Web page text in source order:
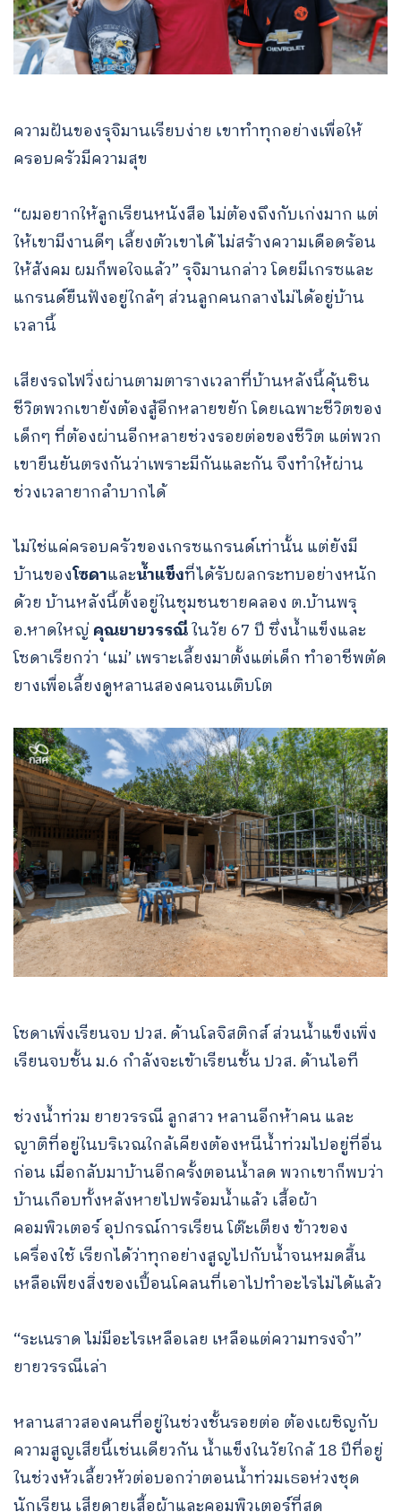
ความฝันของรุจิมานเรียบง่าย เขาทำทุกอย่างเพื่อให้
ครอบครัวมีความสุข
“ผมอยากให้ลูกเรียนหนังสือ ไม่ต้องถึงกับเก่งมาก แต่
ให้เขามีงานดีๆ เลี้ยงตัวเขาได้ ไม่สร้างความเดือดร้อน
ให้สังคม ผมก็พอใจแล้ว” รุจิมานกล่าว โดยมีเกรซและ
แกรนด์ยืนฟังอยู่ใกล้ๆ ส่วนลูกคนกลางไม่ได้อยู่บ้าน
เวลานี้
เสียงรถไฟวิ่งผ่านตามตารางเวลาที่บ้านหลังนี้คุ้นชิน
ชีวิตพวกเขายังต้องสู้อีกหลายขยัก โดยเฉพาะชีวิตของ
เด็กๆ ที่ต้องผ่านอีกหลายช่วงรอยต่อของชีวิต แต่พวก
เขายืนยันตรงกันว่าเพราะมีกันและกัน จึงทำให้ผ่าน
ช่วงเวลายากลำบากได้
ไม่ใช่แค่ครอบครัวของเกรซแกรนด์เท่านั้น แต่ยังมี
บ้านของโซดาและน้ำแข็งที่ได้รับผลกระทบอย่างหนัก
ด้วย บ้านหลังนี้ตั้งอยู่ในชุมชนชายคลอง ต.บ้านพรุ
อ.หาดใหญ่คุณยายวรรณีในวัย 67 ปี ซึ่งน้ำแข็งและ
โซดาเรียกว่า ‘แม่’ เพราะเลี้ยงมาตั้งแต่เด็ก ทำอาชีพตัด
ยางเพื่อเลี้ยงดูหลานสองคนจนเติบโต
โซดาเพิ่งเรียนจบ ปวส. ด้านโลจิสติกส์ ส่วนน้ำแข็งเพิ่ง
เรียนจบชั้น ม.6 กำลังจะเข้าเรียนชั้น ปวส. ด้านไอที
ช่วงน้ำท่วม ยายวรรณี ลูกสาว หลานอีกห้าคน และ
ญาติที่อยู่ในบริเวณใกล้เคียงต้องหนีน้ำท่วมไปอยู่ที่อื่น
ก่อน เมื่อกลับมาบ้านอีกครั้งตอนน้ำลด พวกเขาก็พบว่า
บ้านเกือบทั้งหลังหายไปพร้อมน้ำแล้ว เสื้อผ้า
คอมพิวเตอร์ อุปกรณ์การเรียน โต๊ะเตียง ข้าวของ
เครื่องใช้ เรียกได้ว่าทุกอย่างสูญไปกับน้ำจนหมดสิ้น
เหลือเพียงสิ่งของเปื้อนโคลนที่เอาไปทำอะไรไม่ได้แล้ว
“ระเนราด ไม่มีอะไรเหลือเลย เหลือแต่ความทรงจำ”
ยายวรรณีเล่า
หลานสาวสองคนที่อยู่ในช่วงชั้นรอยต่อ ต้องเผชิญกับ
ความสูญเสียนี้เช่นเดียวกัน น้ำแข็งในวัยใกล้ 18 ปีที่อยู่
ในช่วงหัวเลี้ยวหัวต่อบอกว่าตอนน้ำท่วมเธอห่วงชุด
นักเรียน เสียดายเสื้อผ้าและคอมพิวเตอร์ที่สุด